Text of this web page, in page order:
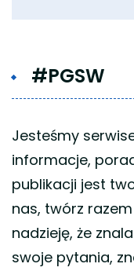
#PGSW
Jesteśmy
informacje,
publikacji jest
nas, twórz
nadzieję, że
swoje pytania,